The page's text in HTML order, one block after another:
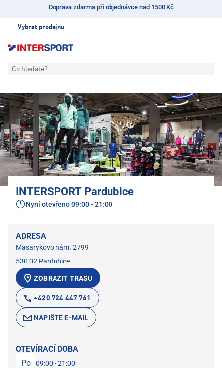
Doprava zdarma při objednávce nad 1500 Kč
Vybrat prodejnu
Co hledáte?
INTERSPORT Pardubice
Nyní otevřeno09:00 - 21:00
ADRESA
Masarykovo nám. 2799
530 02 Pardubice
ZOBRAZIT TRASU
+420 724 447 761
NAPIŠTE E-MAIL
OTEVÍRACÍ DOBA
Po
09:00 - 21:00